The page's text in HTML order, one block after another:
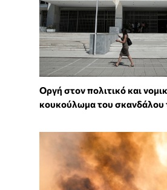
Οργή στον πολιτικό και
κουκούλωμα του